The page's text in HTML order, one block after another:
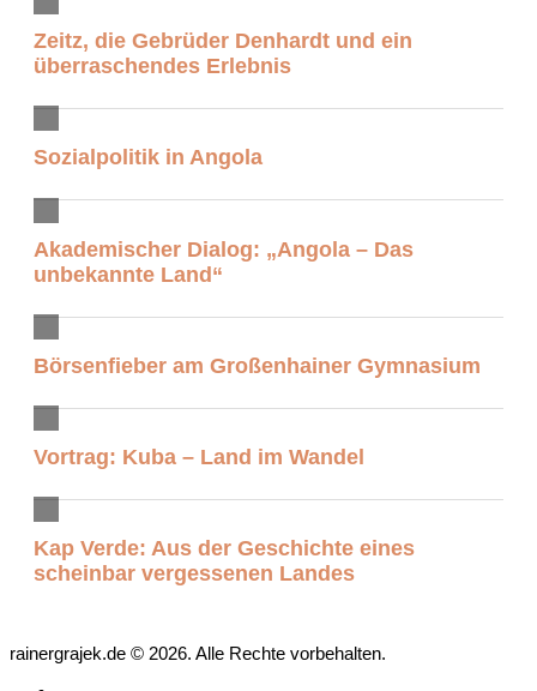
Zeitz, die Gebrüder Denhardt und ein
überraschendes Erlebnis
Sozialpolitik in Angola
Akademischer Dialog: „Angola – Das
unbekannte Land“
Börsenfieber am Großenhainer Gymnasium
Vortrag: Kuba – Land im Wandel
Kap Verde: Aus der Geschichte eines
scheinbar vergessenen Landes
rainergrajek.de © 2026. Alle Rechte vorbehalten.